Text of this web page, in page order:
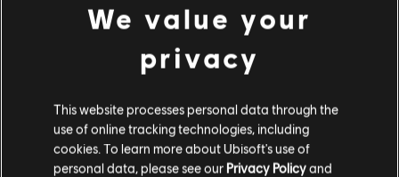
Language, Use of Drugs, Online Interactions Not Rated
Condiciones del PC:
Necesitas una cuenta Ubisoft e instalar la
aplicación Ubisoft Connect para jugar este contenido.
Sí
ver más
Far Cry 4
Valley of the Yetis
We value your
privacy
This website processes personal data through the
use of online tracking technologies, including
cookies. To learn more about Ubisoft's use of
personal data, please see our Privacy Policyand